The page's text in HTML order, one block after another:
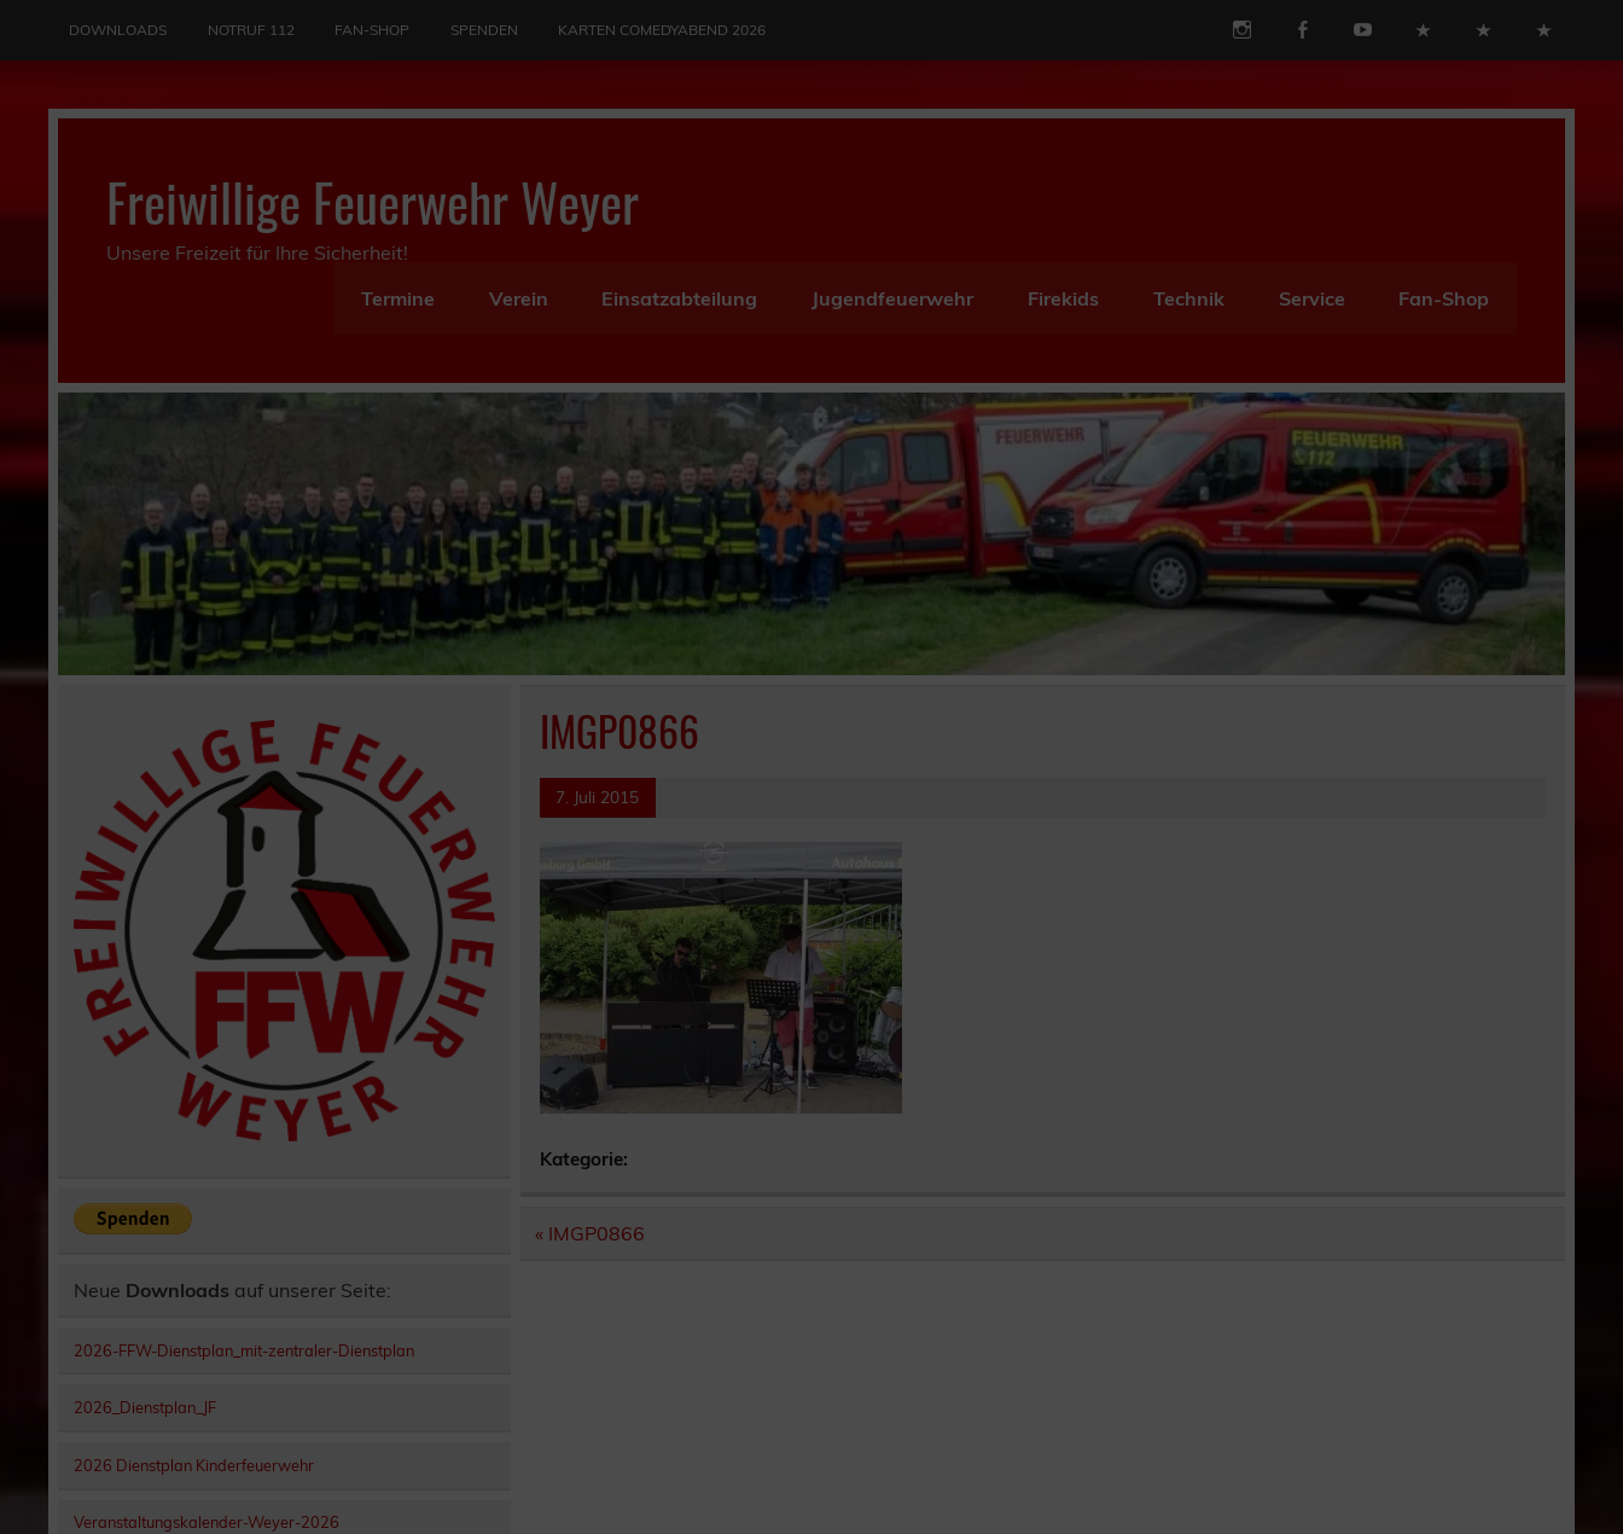
DOWNLOADS NOTRUF 112 FAN-SHOP SPENDEN KARTEN COMEDYABEND 2026
Freiwillige Feuerwehr Weyer
Unsere Freizeit für Ihre Sicherheit!
Termine
Verein Einsatzabteilung Jugendfeuerwehr Firekids Technik Service Fan-Shop
IMGP0866
7. Juli 2015
Kategorie:
Beitragsnavigation
« IMGP0866
Neue Downloads auf unserer Seite:
2026-FFW-Dienstplan_mit-zentraler-Dienstplan
2026_Dienstplan_JF
2026 Dienstplan Kinderfeuerwehr
Veranstaltungskalender-Weyer-2026